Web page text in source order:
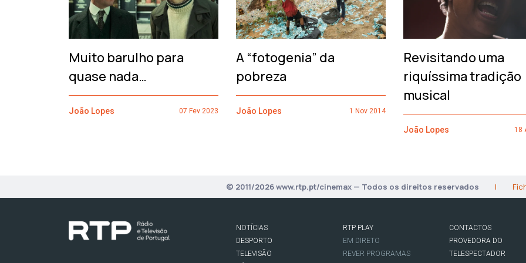
Muito barulho para
quase nada…
João Lopes 07 Fev 2023
A “fotogenia” da
pobreza
João Lopes 1 Nov 2014
Revisitando uma
riquíssima tradição
musical
João Lopes 18
© 2011/2026 www.rtp.pt/cinemax — Todos os direitos reservados |
NOTÍCIAS
DESPORTO
TELEVISÃO
RTP PLAY
EM DIRETO
REVER PROGRAMAS
CONTACTOS
PROVEDORA DO
TELESPECTADOR